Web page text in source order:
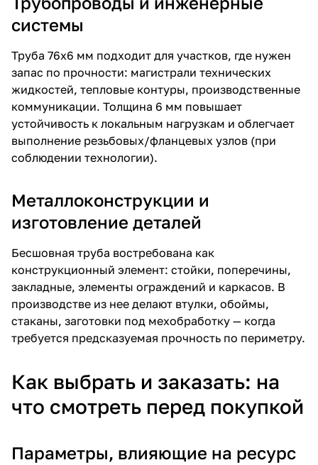
системы
Труба 76х6 мм подходит для участков, где нужен
запас по прочности: магистрали технических
жидкостей, тепловые контуры, производственные
коммуникации. Толщина 6 мм повышает
устойчивость к локальным нагрузкам и облегчает
выполнение резьбовых/фланцевых узлов (при
соблюдении технологии).
Металлоконструкции и
изготовление деталей
Бесшовная труба востребована как
конструкционный элемент: стойки, поперечины,
закладные, элементы ограждений и каркасов. В
производстве из нее делают втулки, обоймы,
стаканы, заготовки под мехобработку — когда
требуется предсказуемая прочность по периметру.
Как выбрать и заказать: на
что смотреть перед покупкой
Параметры, влияющие на ресурс